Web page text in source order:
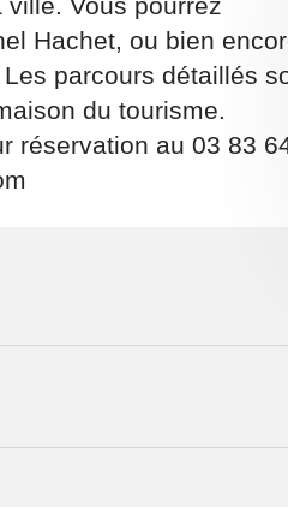
Hachet, ou bien
parcours détaillés
du tourisme.
réservation au 03 83
ce formulaire sont nécessaires au
d’un droit d’accès, de rectification et
signé accompagné de la copie
Tourisme - 48 esplanade Jacques-